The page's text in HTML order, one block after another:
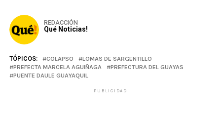
REDACCIÓN
Qué Noticias!
TÓPICOS: COLAPSO
LOMAS DE SARGENTILLO
PREFECTA MARCELA AGUIÑAGA
PREFECTURA DEL GUAYAS
PUENTE DAULE GUAYAQUIL
PUBLICIDAD